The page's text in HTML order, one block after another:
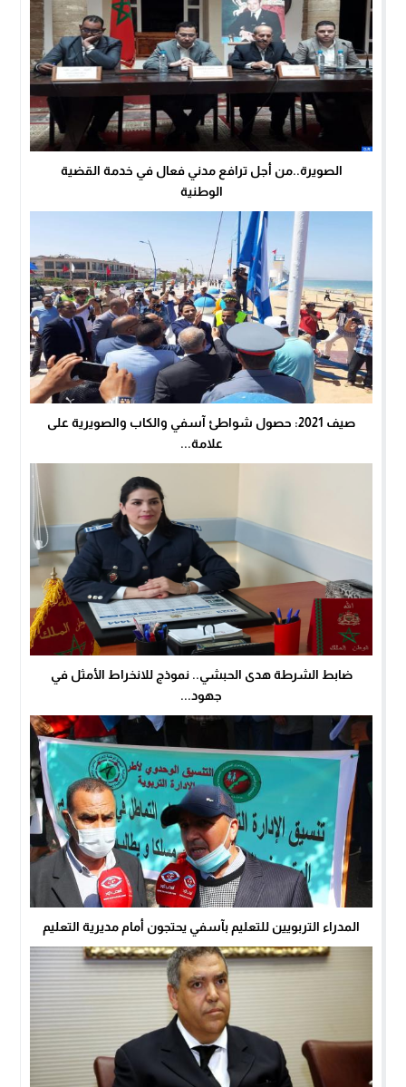
الصويرة..من أجل ترافع مدني فعال في خدمة القضية
الوطنية
صيف 2021: حصول شواطئ آسفي والكاب والصويرية على
علامة...
ضابط الشرطة هدى الحبشي.. نموذج للانخراط الأمثل في
جهود...
المدراء التربويين للتعليم بآسفي يحتجون أمام مديرية التعليم